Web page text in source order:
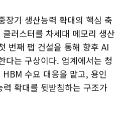
장기 생산능력 확대의 핵심 축
러스터를 차세대 메모리 생산
번째 팹 건설을 통해 향후 AI
다는 구상이다. 업계에서는 청
수요 대응을 맡고, 용인
확대를 뒷받침하는 구조가